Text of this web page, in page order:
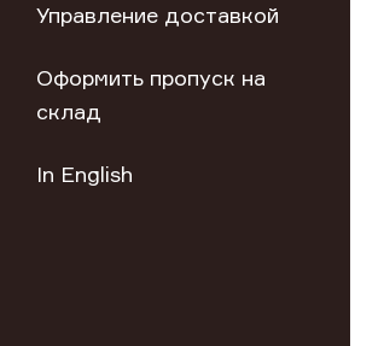
Управление доставкой
Оформить пропуск на
склад
In English